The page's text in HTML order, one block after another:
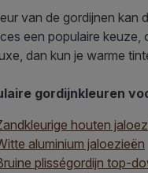
van de gordijnen kan
een populaire keuze,
dan kun je warme
gordijnkleuren
houten
aluminium jaloezieën
plisségordijn top-